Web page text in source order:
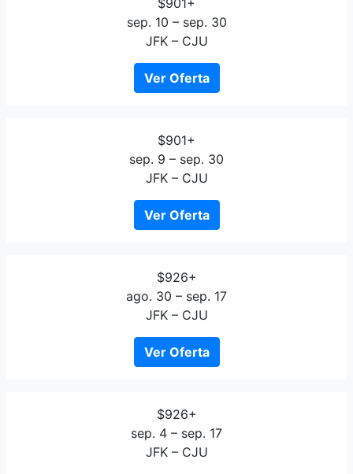
$901+
sep. 10 – sep. 30
JFK – CJU
Ver Oferta
$901+
sep. 9 – sep. 30
JFK – CJU
Ver Oferta
$926+
ago. 30 – sep. 17
JFK – CJU
Ver Oferta
$926+
sep. 4 – sep. 17
JFK – CJU